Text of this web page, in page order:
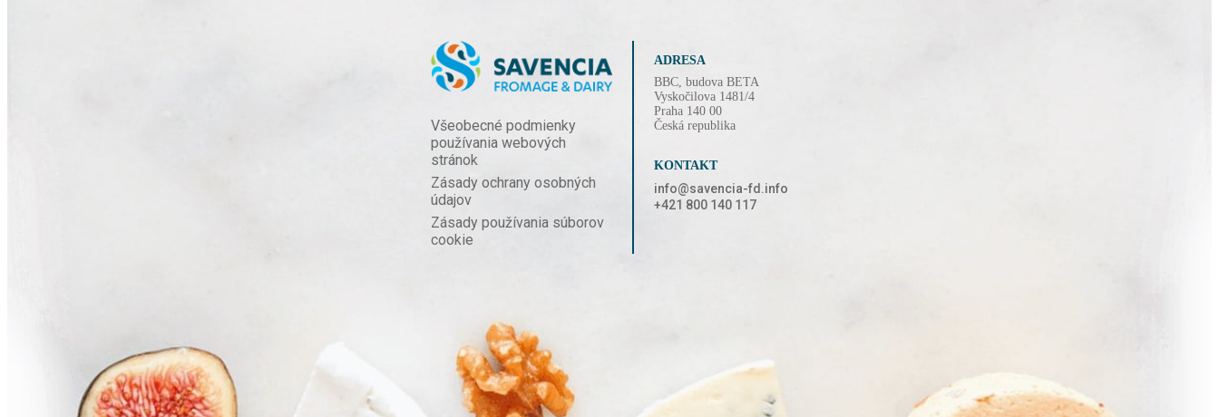
Všeobecné podmienky
používania webových
stránok
Zásady ochrany osobných
údajov
Zásady používania súborov
cookie
ADRESA
BBC, budova BETA
Vyskočilova 1481/4
Praha 140 00
Česká republika
KONTAKT
info@savencia-fd.info
+421 800 140 117